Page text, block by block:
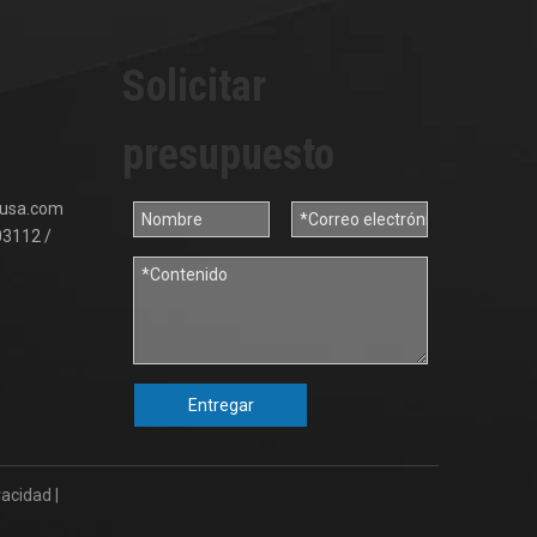
/
Entregar